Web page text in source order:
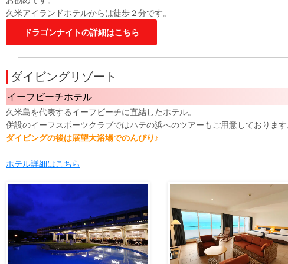
久米アイランドホテルからは徒歩２分です。
ドラゴンナイトの詳細はこちら
ダイビングリゾート
イーフビーチホテル
久米島を代表するイーフビーチに直結したホテル。
併設のイーフスポーツクラブではハテの浜へのツアーもご用意しておりま
ダイビングの後は展望大浴場でのんびり♪
ホテル詳細はこちら